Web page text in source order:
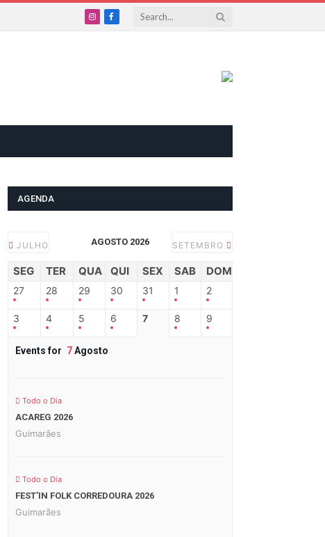
InstagramFacebook
AGENDA
JULHO AGOSTO 2026 SETEMBRO
SEG TER QUA QUI SEX SAB DOM
27 28 29 30 31 1 2
3 4 5 6 7 8 9
Events for 7Agosto
Todo o Dia
ACAREG 2026
Guimarães
Todo o Dia
FEST’IN FOLK CORREDOURA 2026
Guimarães